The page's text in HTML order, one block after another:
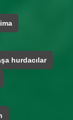
hurdacılar